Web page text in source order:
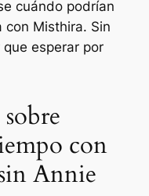
cuándo podrían
con Misthira. Sin
esperar por
con
Annie